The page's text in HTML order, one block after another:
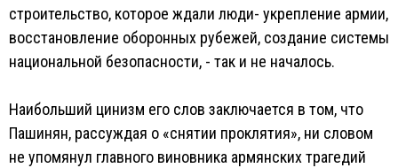
строительство, которое ждали люди- укрепление армии,
восстановление оборонных рубежей, создание системы
национальной безопасности, - так и не началось.
Наибольший цинизм его слов заключается в том, что
Пашинян, рассуждая о «снятии проклятия», ни словом
не упомянул главного виновника армянских трагедий